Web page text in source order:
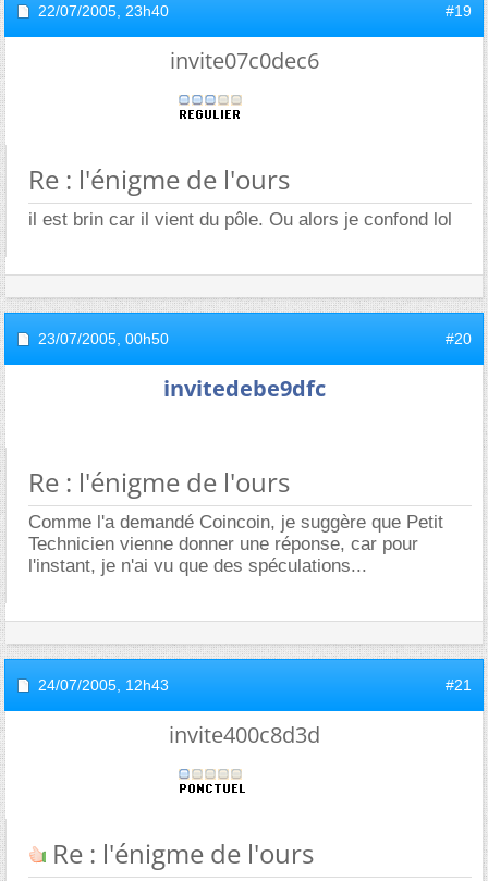
22/07/2005, 23h40 #19
invite07c0dec6
Re : l'énigme de l'ours
il est brin car il vient du pôle. Ou alors je confond lol
23/07/2005, 00h50 #20
invitedebe9dfc
Re : l'énigme de l'ours
Comme l'a demandé Coincoin, je suggère que Petit
Technicien vienne donner une réponse, car pour
l'instant, je n'ai vu que des spéculations...
24/07/2005, 12h43 #21
invite400c8d3d
Re : l'énigme de l'ours